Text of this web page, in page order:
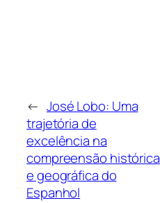
← José Lobo: Uma
trajetória de
excelência na
compreensão histórica
e geográfica do
Espanhol